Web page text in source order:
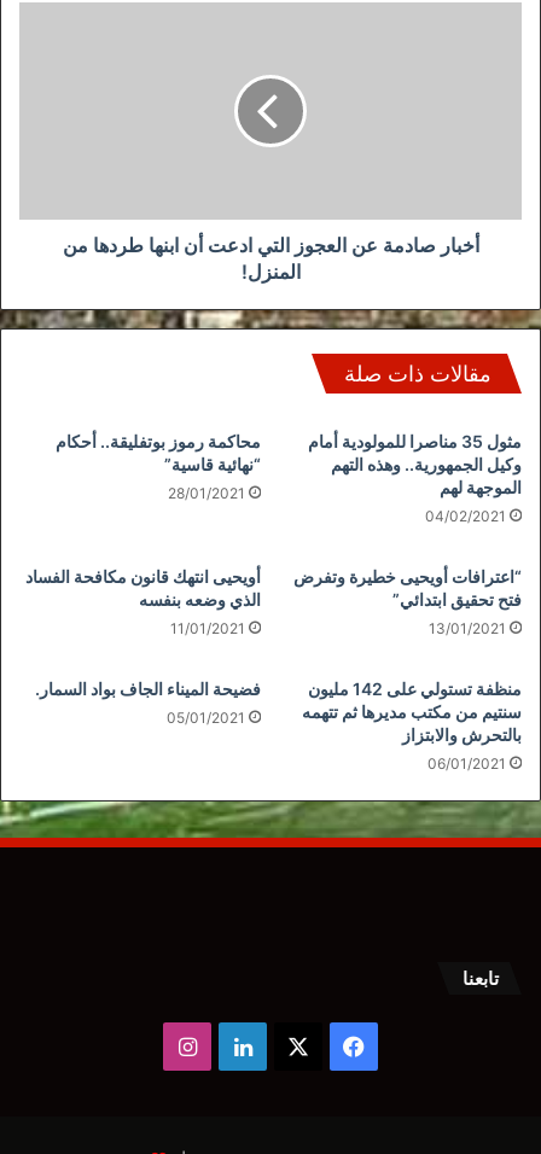
طردها
أخبار صادمة عن العجوز التي ادعت أن ابنها طردها من
المنزل!
مقالات ذات صلة
مثول 35 مناصرا للمولودية أمام
وكيل الجمهورية.. وهذه التهم
الموجهة لهم
04/02/2021
محاكمة رموز بوتفليقة.. أحكام
“نهائية قاسية”
28/01/2021
“اعترافات أويحيى خطيرة وتفرض
فتح تحقيق ابتدائي”
13/01/2021
أويحيى انتهك قانون مكافحة الفساد
الذي وضعه بنفسه
11/01/2021
منظفة تستولي على 142 مليون
سنتيم من مكتب مديرها ثم تتهمه
بالتحرش والابتزاز
06/01/2021
فضيحة الميناء الجاف بواد السمار.
05/01/2021
تابعنا
فيسبوك لينكدإنانستقرام